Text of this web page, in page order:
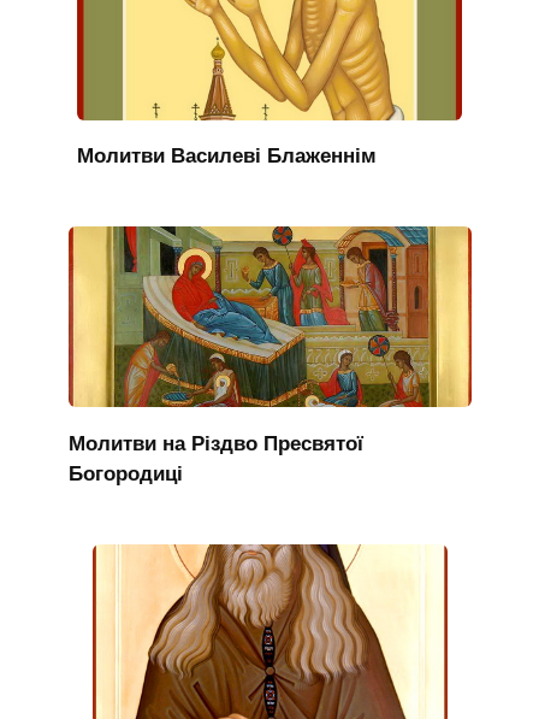
Молитви Василеві Блаженнім
Молитви на Різдво Пресвятої
Богородиці